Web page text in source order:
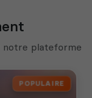
notre plateforme
POPULAIRE